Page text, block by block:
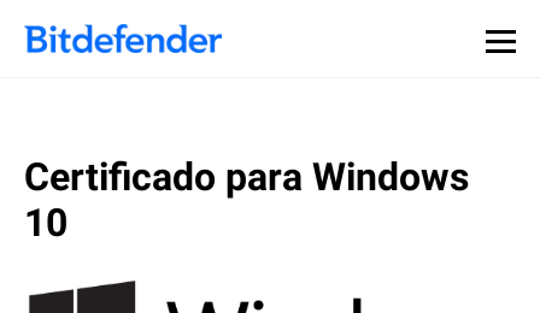
Certificado para Windows
10